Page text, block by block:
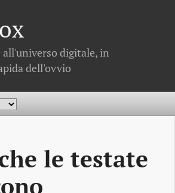
digitale, in
dell'ovvio
le testate